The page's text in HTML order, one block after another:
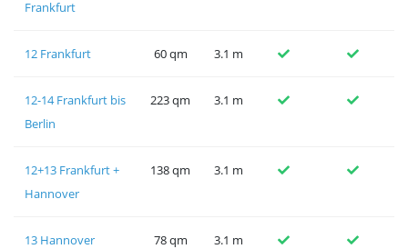
Frankfurt
12 Frankfurt 60 qm 3.1 m
12-14 Frankfurt bis
Berlin
223 qm 3.1 m
12+13 Frankfurt +
Hannover
138 qm 3.1 m
13 Hannover 78 qm 3.1 m